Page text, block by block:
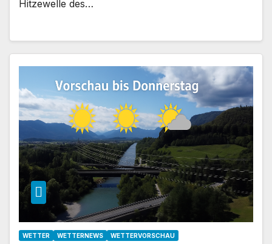
Hitzewelle des…
WETTER WETTERNEWS WETTERVORSCHAU